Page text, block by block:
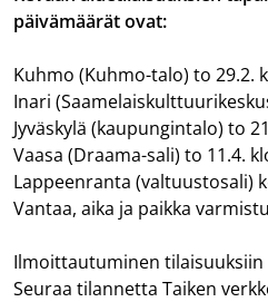
päivämäärät ovat:
Kuhmo (Kuhmo-talo) to 29.2.
Inari
Jyväskylä (kaupungintalo) to
Vaasa (Draama-sali) to 11.4.
Lappeenranta (valtuustosali)
Vantaa, aika ja paikka
Ilmoittautuminen tilaisuuksiin
Seuraa tilannetta Taiken